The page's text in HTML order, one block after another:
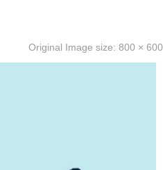
Original Image size: 800 × 600